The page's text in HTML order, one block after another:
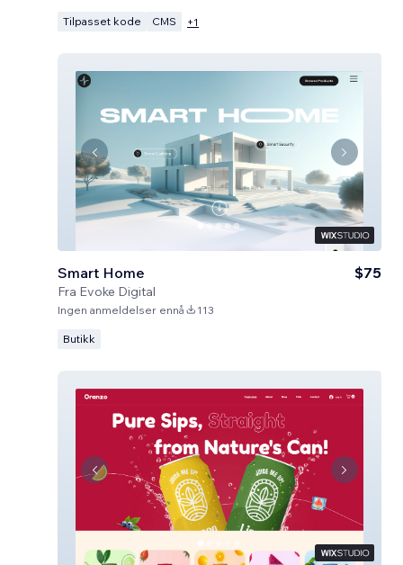
Tilpasset kode CMS +1
Smart Home
Fra Evoke Digital
$75
Ingen anmeldelser ennå 113
Butikk